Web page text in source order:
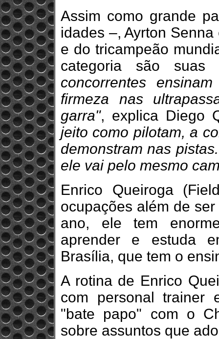
Assim como grande
idades –, Ayrton
e do tricampeão
categoria são suas
concorrentes
firmeza nas
garra", explica Diego
jeito como pilotam, a
demonstram nas
ele vai pelo mesmo
Enrico Queiroga
ocupações além de
ano, ele tem
aprender e estuda
Brasília, que tem o
A rotina de Enrico
com personal trainer
"bate papo" com o
sobre assuntos que